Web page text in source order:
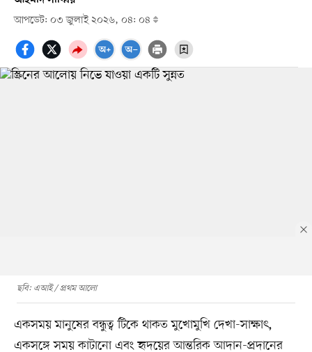
আপডেট: ০৩ জুলাই ২০২৬, ০৪: ০৪
ছবি: এআই / প্রথম আলো
একসময় মানুষের বন্ধুত্ব টিকে থাকত মুখোমুখি দেখা-সাক্ষাৎ,
একসঙ্গে সময় কাটানো এবং হৃদয়ের আন্তরিক আদান-প্রদানের